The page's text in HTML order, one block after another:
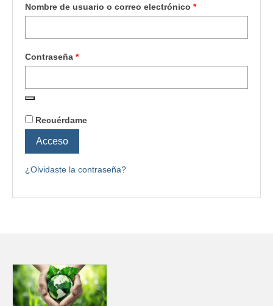
Nombre de usuario o correo electrónico *
Contraseña *
Recuérdame
Acceso
¿Olvidaste la contraseña?